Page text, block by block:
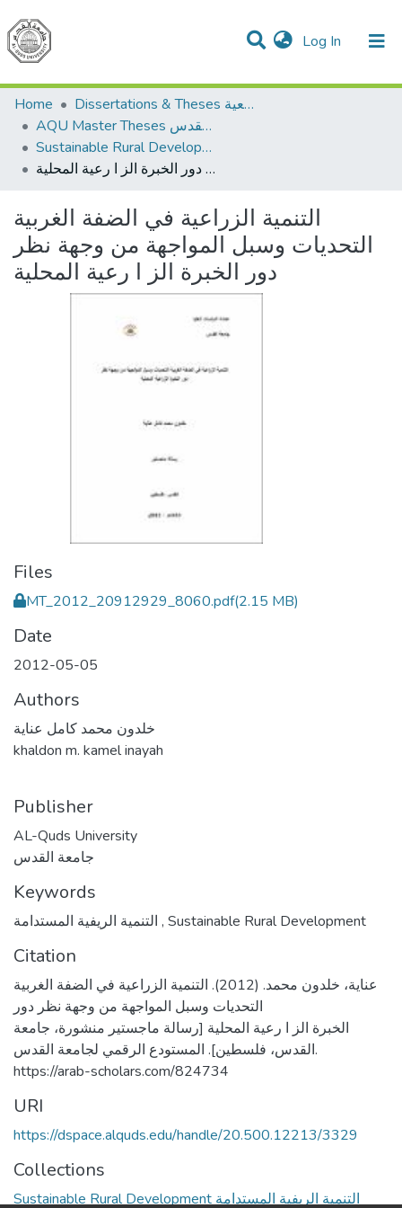
Log In (current)
Communities & Collections
All of DSpace
Home
Dissertations & Theses الرسائل الجامعية
AQU Master Theses الرسائل الجامعية الخاصة بجامعة القدس
Sustainable Rural Development التنمية الريفية المستدامة
التنمية الزراعية في الضفة الغربية التحديات وسبل المواجهة من وجهة نظر دور الخبرة الز ا رعية المحلية
التنمية الزراعية في الضفة الغربية
التحديات وسبل المواجهة من وجهة نظر
دور الخبرة الز ا رعية المحلية
Files
MT_2012_20912929_8060.pdf(2.15 MB)
Date
2012-05-05
Authors
خلدون محمد كامل عناية
khaldon m. kamel inayah
Publisher
AL-Quds University
جامعة القدس
Keywords
, Sustainable Rural Development
Citation
عناية، خلدون محمد. (2012). التنمية الزراعية في الضفة الغربية
التحديات وسبل المواجهة من وجهة نظر دور
الخبرة الز ا رعية المحلية [رسالة ماجستير منشورة، جامعة
القدس، فلسطين]. المستودع الرقمي لجامعة القدس.
https://arab-scholars.com/824734
URI
https://dspace.alquds.edu/handle/20.500.12213/3329
Collections
Sustainable Rural Development التنمية الريفية المستدامة